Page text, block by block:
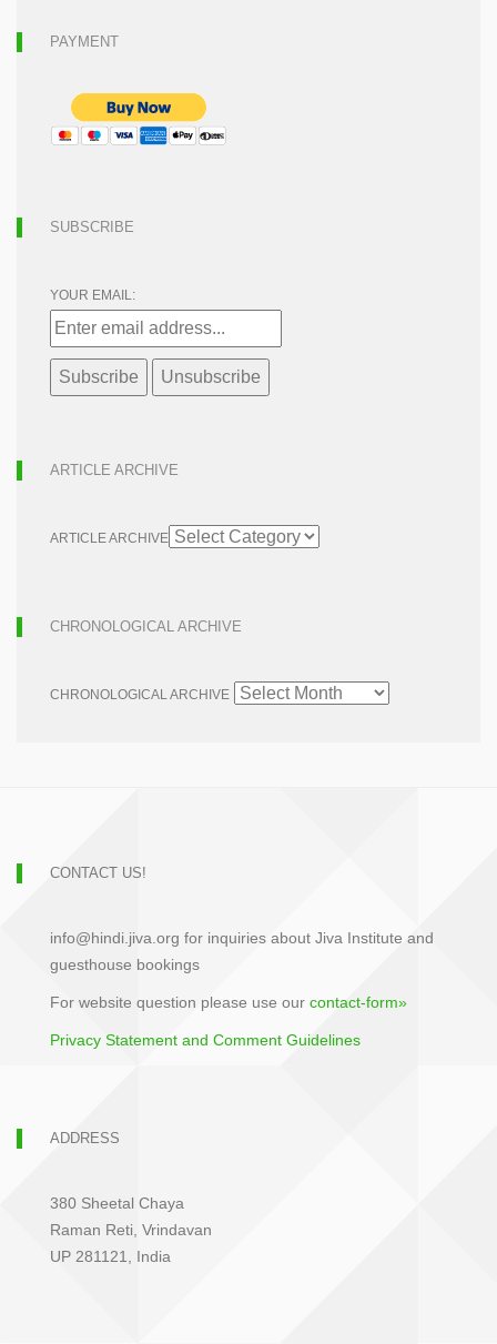
PAYMENT
SUBSCRIBE
YOUR EMAIL:
ARTICLE ARCHIVE
ARTICLE ARCHIVE
CHRONOLOGICAL ARCHIVE
CHRONOLOGICAL ARCHIVE
CONTACT US!
info@hindi.jiva.org for inquiries about Jiva Institute and
guesthouse bookings
For website question please use our contact-form»
Privacy Statement and Comment Guidelines
ADDRESS
380 Sheetal Chaya
Raman Reti, Vrindavan
UP 281121, India